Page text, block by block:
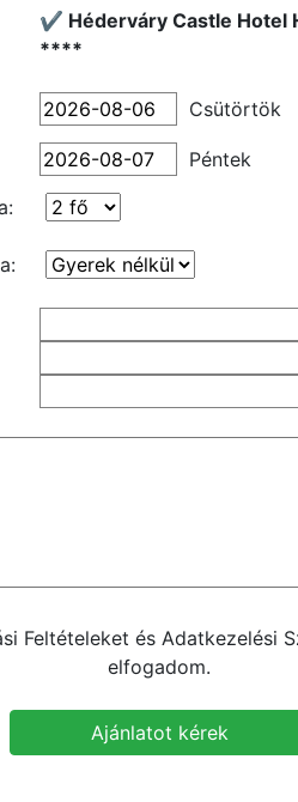
✔️ Héderváry Castle Hotel
****
Csütörtök
Péntek
Feltételeket és Adatkezelési
elfogadom.